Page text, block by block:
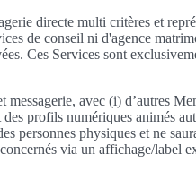
directe multi critères et
de conseil ni d'agence
Ces Services sont
avec (i) d’autres
profils numériques animés
personnes physiques et ne
via un affichage/label